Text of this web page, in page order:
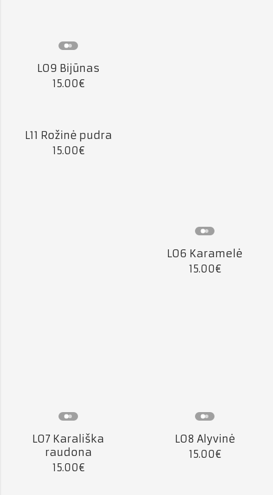
L09 Bijūnas
15.00€
L11 Rožinė pudra
15.00€
L06 Karamelė
15.00€
L07 Karališka
raudona
15.00€
L08 Alyvinė
15.00€